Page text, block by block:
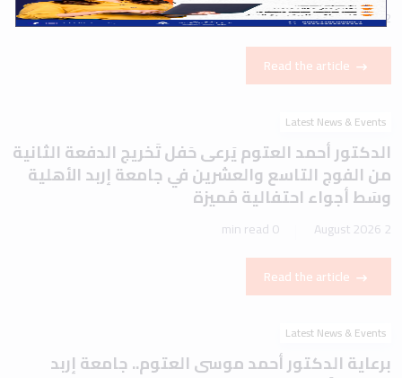
2 August 2026
1 min read
Read the article
Latest News & Events
الدكتور أحمد العتوم يَرعى حَفل تَخريج الدفعة الثانية
من الفوج التاسع والعشرين في جامعة إربد الأهلية
وسَط أجواء احتفالية مُميزة
2 August 2026
0 min read
Read the article
Latest News & Events
برعاية الدكتور أحمد موسى العتوم.. جامعة إربد